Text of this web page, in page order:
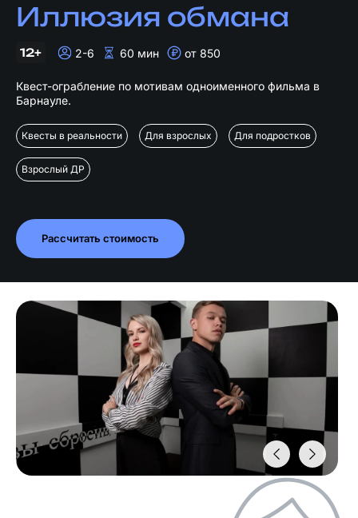
Иллюзия обмана
12+ 2-6 60 мин от 850
Квест-ограбление по мотивам одноименного фильма в
Барнауле.
Квесты в реальности Для взрослых Для подростков
Взрослый ДР
Рассчитать стоимость